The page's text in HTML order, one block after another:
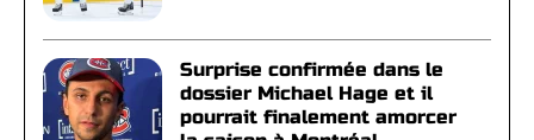
Surprise confirmée dans le
dossier Michael Hage et il
pourrait finalement amorcer